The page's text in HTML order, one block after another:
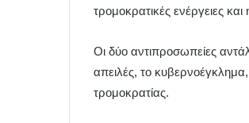
τρομοκρατικές ενέργειες
Οι δύο αντιπροσωπείες
απειλές, το
τρομοκρατίας.